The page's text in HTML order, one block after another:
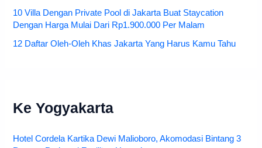
10 Villa Dengan Private Pool di Jakarta Buat Staycation
Dengan Harga Mulai Dari Rp1.900.000 Per Malam
12 Daftar Oleh-Oleh Khas Jakarta Yang Harus Kamu Tahu
Ke Yogyakarta
Hotel Cordela Kartika Dewi Malioboro, Akomodasi Bintang 3